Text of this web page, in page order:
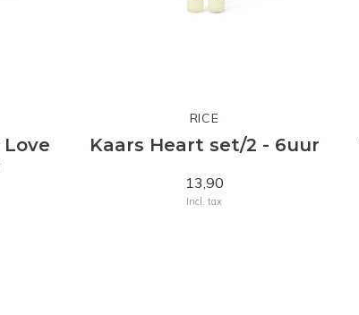
RICE
Kaars Heart set/2 - 6uur
13,90
Incl. tax